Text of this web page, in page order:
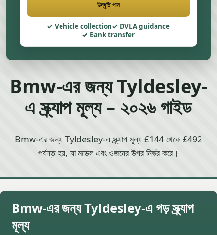
উদ্ধৃতি পান
Vehicle collection
DVLA guidance
Bank transfer
Bmw-এর জন্য Tyldesley-
এ স্ক্র্যাপ মূল্য – ২০২৬ গাইড
Bmw-এর জন্য Tyldesley-এ স্ক্র্যাপ মূল্য £144 থেকে £492
পর্যন্ত হয়, যা মডেল এবং ওজনের উপর নির্ভর করে।
Bmw-এর জন্য Tyldesley-এ গড় স্ক্র্যাপ
মূল্য